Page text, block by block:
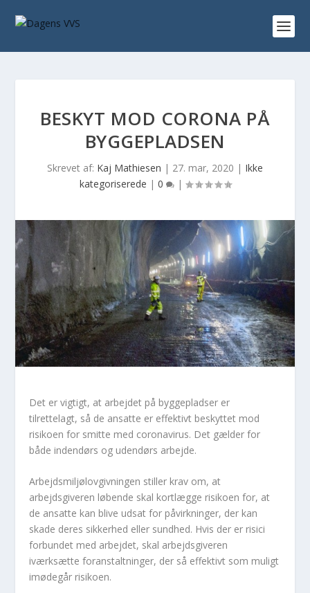
BESKYT MOD CORONA PÅ
BYGGEPLADSEN
Skrevet af: Kaj Mathiesen | 27. mar, 2020 | Ikke
kategoriserede | 0 |
Det er vigtigt, at arbejdet på byggepladser er
tilrettelagt, så de ansatte er effektivt beskyttet mod
risikoen for smitte med coronavirus. Det gælder for
både indendørs og udendørs arbejde.
Arbejdsmiljølovgivningen stiller krav om, at
arbejdsgiveren løbende skal kortlægge risikoen for, at
de ansatte kan blive udsat for påvirkninger, der kan
skade deres sikkerhed eller sundhed. Hvis der er risici
forbundet med arbejdet, skal arbejdsgiveren
iværksætte foranstaltninger, der så effektivt som muligt
imødegår risikoen.